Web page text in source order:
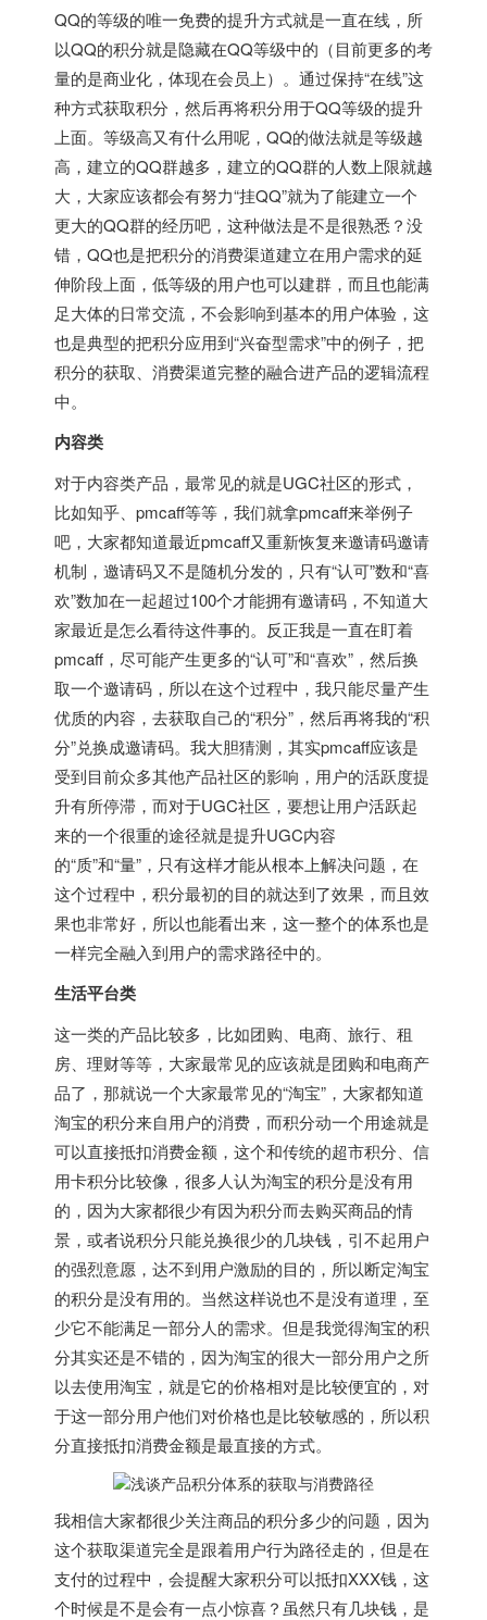
QQ的等级的唯一免费的提升方式就是一直在线，所
以QQ的积分就是隐藏在QQ等级中的（目前更多的考
量的是商业化，体现在会员上）。通过保持“在线”这
种方式获取积分，然后再将积分用于QQ等级的提升
上面。等级高又有什么用呢，QQ的做法就是等级越
高，建立的QQ群越多，建立的QQ群的人数上限就越
大，大家应该都会有努力“挂QQ”就为了能建立一个
更大的QQ群的经历吧，这种做法是不是很熟悉？没
错，QQ也是把积分的消费渠道建立在用户需求的延
伸阶段上面，低等级的用户也可以建群，而且也能满
足大体的日常交流，不会影响到基本的用户体验，这
也是典型的把积分应用到“兴奋型需求”中的例子，把
积分的获取、消费渠道完整的融合进产品的逻辑流程
中。
内容类
对于内容类产品，最常见的就是UGC社区的形式，
比如知乎、pmcaff等等，我们就拿pmcaff来举例子
吧，大家都知道最近pmcaff又重新恢复来邀请码邀请
机制，邀请码又不是随机分发的，只有“认可”数和“喜
欢”数加在一起超过100个才能拥有邀请码，不知道大
家最近是怎么看待这件事的。反正我是一直在盯着
pmcaff，尽可能产生更多的“认可”和“喜欢”，然后换
取一个邀请码，所以在这个过程中，我只能尽量产生
优质的内容，去获取自己的“积分”，然后再将我的“积
分”兑换成邀请码。我大胆猜测，其实pmcaff应该是
受到目前众多其他产品社区的影响，用户的活跃度提
升有所停滞，而对于UGC社区，要想让用户活跃起
来的一个很重的途径就是提升UGC内容
的“质”和“量”，只有这样才能从根本上解决问题，在
这个过程中，积分最初的目的就达到了效果，而且效
果也非常好，所以也能看出来，这一整个的体系也是
一样完全融入到用户的需求路径中的。
生活平台类
这一类的产品比较多，比如团购、电商、旅行、租
房、理财等等，大家最常见的应该就是团购和电商产
品了，那就说一个大家最常见的“淘宝”，大家都知道
淘宝的积分来自用户的消费，而积分动一个用途就是
可以直接抵扣消费金额，这个和传统的超市积分、信
用卡积分比较像，很多人认为淘宝的积分是没有用
的，因为大家都很少有因为积分而去购买商品的情
景，或者说积分只能兑换很少的几块钱，引不起用户
的强烈意愿，达不到用户激励的目的，所以断定淘宝
的积分是没有用的。当然这样说也不是没有道理，至
少它不能满足一部分人的需求。但是我觉得淘宝的积
分其实还是不错的，因为淘宝的很大一部分用户之所
以去使用淘宝，就是它的价格相对是比较便宜的，对
于这一部分用户他们对价格也是比较敏感的，所以积
分直接抵扣消费金额是最直接的方式。
我相信大家都很少关注商品的积分多少的问题，因为
这个获取渠道完全是跟着用户行为路径走的，但是在
支付的过程中，会提醒大家积分可以抵扣XXX钱，这
个时候是不是会有一点小惊喜？虽然只有几块钱，是